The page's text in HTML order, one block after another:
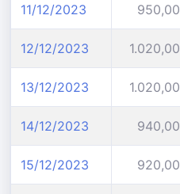
11/12/2023 950,00
12/12/2023 1.020,00
13/12/2023 1.020,00
14/12/2023 940,00
15/12/2023 920,00